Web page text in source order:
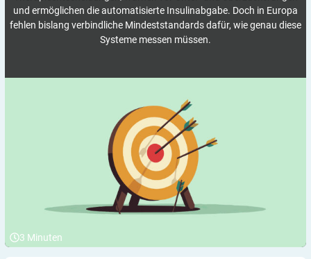
und ermöglichen die automatisierte Insulinabgabe. Doch in Europa
fehlen bislang verbindliche Mindeststandards dafür, wie genau diese
Systeme messen müssen.
3 Minuten